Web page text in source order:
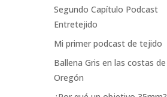
Segundo Capítulo Podcast
Entretejido
Mi primer podcast de tejido
Ballena Gris en las costas de
Oregón